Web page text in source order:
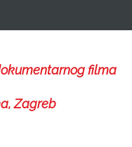
filma
Zagreb